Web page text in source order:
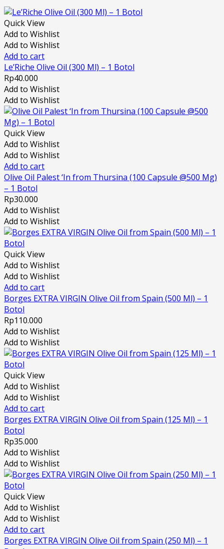
Quick View
Add to Wishlist
Add to Wishlist
Add to cart
Le’Riche Olive Oil (300 Ml) – 1 Botol
Rp40.000
Add to Wishlist
Add to Wishlist
Quick View
Add to Wishlist
Add to Wishlist
Add to cart
Olive Oil Palest ‘In from Thursina (100 Capsule @500 Mg)
– 1 Botol
Rp30.000
Add to Wishlist
Add to Wishlist
Quick View
Add to Wishlist
Add to Wishlist
Add to cart
Borges EXTRA VIRGIN Olive Oil from Spain (500 Ml) – 1
Botol
Rp110.000
Add to Wishlist
Add to Wishlist
Quick View
Add to Wishlist
Add to Wishlist
Add to cart
Borges EXTRA VIRGIN Olive Oil from Spain (125 Ml) – 1
Botol
Rp35.000
Add to Wishlist
Add to Wishlist
Quick View
Add to Wishlist
Add to Wishlist
Add to cart
Borges EXTRA VIRGIN Olive Oil from Spain (250 Ml) – 1